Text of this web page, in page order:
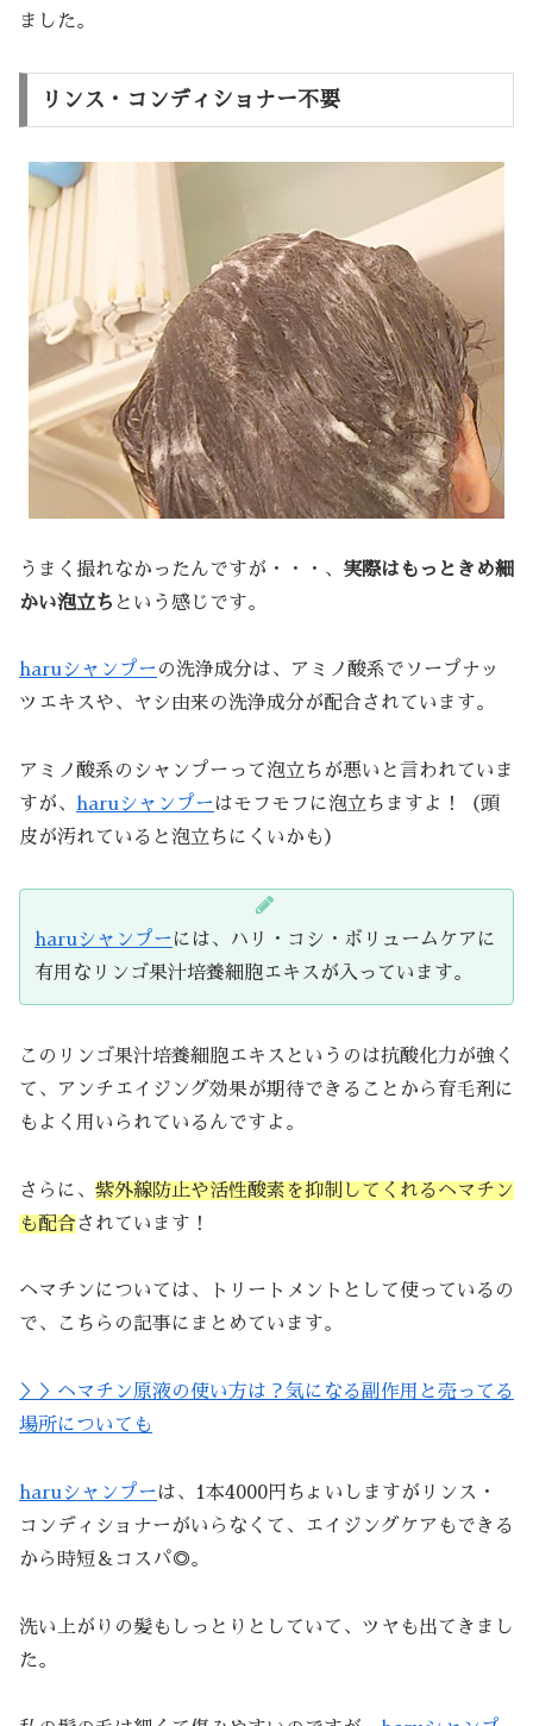
ました。
リンス・コンディショナー不要
うまく撮れなかったんですが・・・、 実際はもっときめ細
かい泡立ち という感じです。
haruシャンプーの洗浄成分は、アミノ酸系でソープナッ
ツエキスや、ヤシ由来の洗浄成分が配合されています。
アミノ酸系のシャンプーって泡立ちが悪いと言われていま
すが、 haruシャンプーはモフモフに泡立ちますよ！（頭
皮が汚れていると泡立ちにくいかも）
haruシャンプーには、ハリ・コシ・ボリュームケアに
有用なリンゴ果汁培養細胞エキスが入っています。
このリンゴ果汁培養細胞エキスというのは抗酸化力が強く
て、アンチエイジング効果が期待できることから育毛剤に
もよく用いられているんですよ。
さらに、 紫外線防止や活性酸素を抑制してくれるヘマチン
も配合されています！
ヘマチンについては、トリートメントとして使っているの
で、こちらの記事にまとめています。
＞＞ヘマチン原液の使い方は？気になる副作用と売ってる
場所についても
haruシャンプーは、1本4000円ちょいしますがリンス・
コンディショナーがいらなくて、エイジングケアもできる
から時短＆コスパ◎。
洗い上がりの髪もしっとりとしていて、ツヤも出てきまし
た。